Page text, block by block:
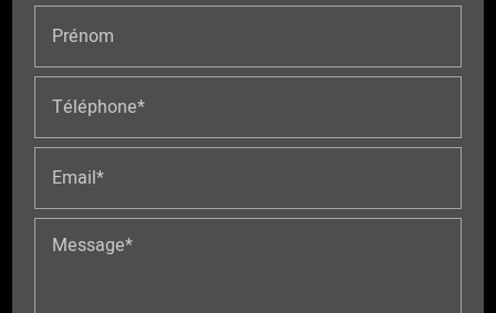
Prénom
Téléphone*
Email*
Message*